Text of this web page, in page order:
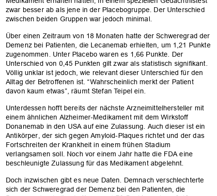
zwar besser ab als jene in der Placebogruppe. Der Unterschied
zwischen beiden Gruppen war jedoch minimal.
Über einen Zeitraum von 18 Monaten hatte der Schweregrad der
Demenz bei Patienten, die Lecanemab erhielten, um 1,21 Punkte
zugenommen. Unter Placebo waren es 1,66 Punkte. Der
Unterschied von 0,45 Punkten gilt zwar als statistisch signifikant.
Völlig unklar ist jedoch, wie relevant dieser Unterschied für den
Alltag der Betroffenen ist. “Wahrscheinlich merkt der Patient
davon kaum etwas”, räumt Stefan Teipel ein.
Unterdessen hofft bereits der nächste Arzneimittelhersteller mit
einem ähnlichen Alzheimer-Medikament mit dem Wirkstoff
Donanemab in den USA auf eine Zulassung. Auch dieser ist ein
Antikörper, der sich gegen Amyloid-Plaques richtet und der das
Fortschreiten der Krankheit in einem frühen Stadium
verlangsamen soll. Noch vor einem Jahr hatte die FDA eine
beschleunigte Zulassung für das Medikament abgelehnt.
Doch inzwischen gibt es neue Daten. Demnach verschlechterte
sich der Schweregrad der Demenz bei den Patienten, die